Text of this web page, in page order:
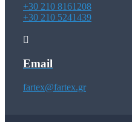
+30 210 8161208
+30 210 5241439
Email
fartex@fartex.gr